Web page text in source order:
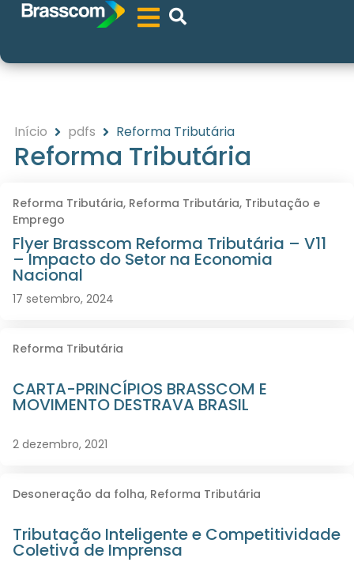
Início pdfs Reforma Tributária
Reforma Tributária
Reforma Tributária, Reforma Tributária, Tributação e
Emprego
Flyer Brasscom Reforma Tributária – V11
– Impacto do Setor na Economia
Nacional
17 setembro, 2024
Reforma Tributária
CARTA-PRINCÍPIOS BRASSCOM E
MOVIMENTO DESTRAVA BRASIL
2 dezembro, 2021
Desoneração da folha, Reforma Tributária
Tributação Inteligente e Competitividade
Coletiva de Imprensa